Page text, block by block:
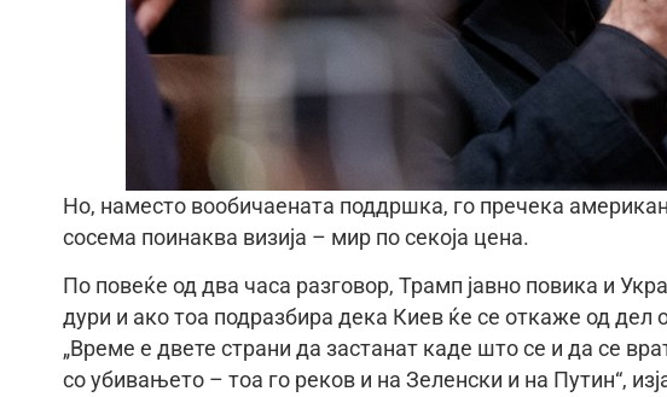
Но, наместо вообичаената поддршка, го пречека
сосема поинаква визија – мир по секоја цена.
По повеќе од два часа разговор, Трамп јавно повика и
дури и ако тоа подразбира дека Киев ќе се откаже од дел
„Време е двете страни да застанат каде што се и да се
со убивањето – тоа го реков и на Зеленски и на Путин“,